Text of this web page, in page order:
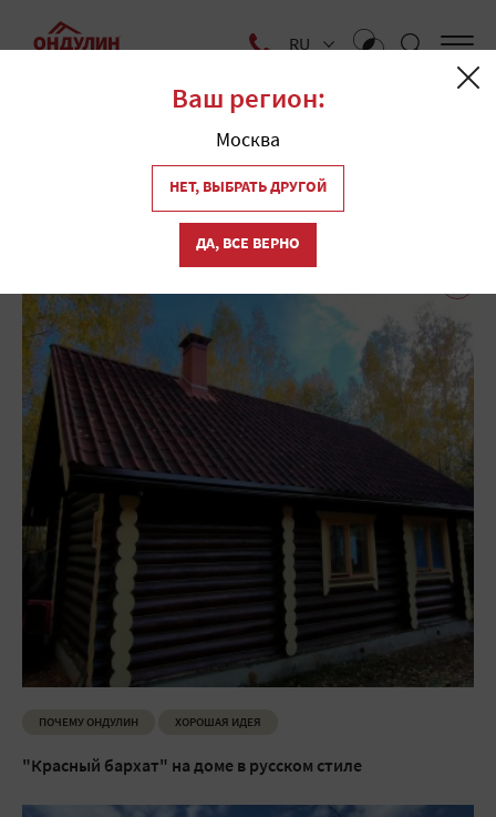
RU
Реализованные проекты
ПОЧЕМУ ОНДУЛИН ХОРОШАЯ ИДЕЯ
"Красный бархат" на доме в русском стиле
Ваш регион:
Москва
НЕТ, ВЫБРАТЬ ДРУГОЙ
ДА, ВСЕ ВЕРНО